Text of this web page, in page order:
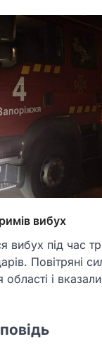
вибух
вибух під час
Повітряні
і